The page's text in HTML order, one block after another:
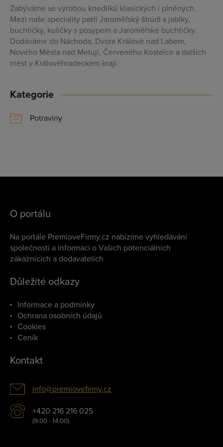
Zabýváme se výrobou knedlíků klasických i plněných.
Mezi naše speciality patří Jaroměřský štrúdl s jablky,
buchtičky, kuličky s posypem a Jaroměřské buchtičky.
Dodáváme do Náchoda, Dvora Králové nad Labem,
Nového Města nad Metují, Červeného Kostelce a dalších
měst v Královéhradeckém kraji.
Kategorie
Potraviny
O portálu
Na portále PremioveFirmy.cz nabízíme vyhledávání
společností a informací o Vašich potenciálních
zákaznících a dodavatelích
Důležité odkazy
Informace a podmínky
Ochrana osobních údajů
Cookies
Ceník
Kontakt
info@premiovefirmy.cz
+420 216 216 025
(9:00 - 14:00)